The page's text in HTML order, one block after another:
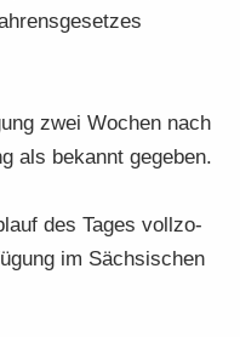
zwei Wo­chen nach
als be­kannt ge­ge­ben.
des Tages voll­zo­
im Säch­si­schen